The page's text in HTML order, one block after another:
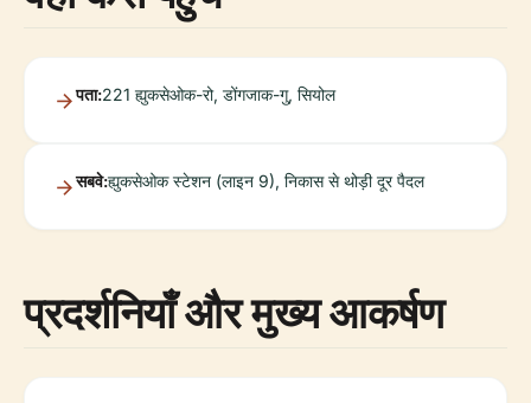
पता:221 ह्युकसेओक-रो, डोंगजाक-गु, सियोल
सबवे:ह्युकसेओक स्टेशन (लाइन 9), निकास से थोड़ी दूर पैदल
प्रदर्शनियाँ और मुख्य आकर्षण